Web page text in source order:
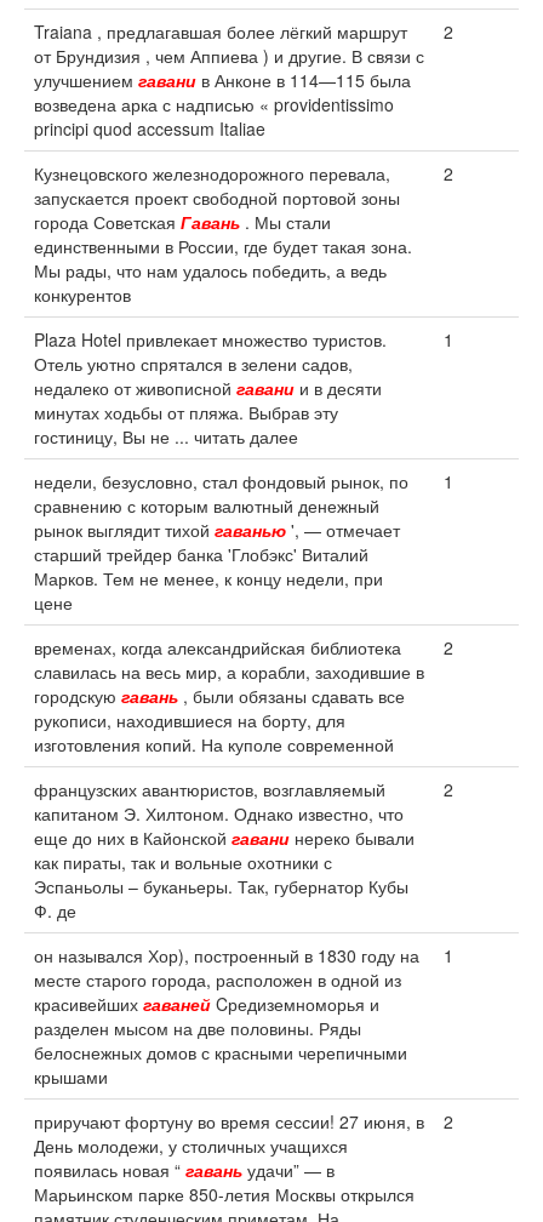
Traiana , предлагавшая более лёгкий маршрут
от Брундизия , чем Аппиева ) и другие. В связи с
улучшением гавани в Анконе в 114—115 была
возведена арка с надписью « providentissimo
principi quod accessum Italiae
2
Кузнецовского железнодорожного перевала,
запускается проект свободной портовой зоны
города Советская Гавань . Мы стали
единственными в России, где будет такая зона.
Мы рады, что нам удалось победить, а ведь
конкурентов
2
Plaza Hotel привлекает множество туристов.
Отель уютно спрятался в зелени садов,
недалеко от живописной гавани и в десяти
минутах ходьбы от пляжа. Выбрав эту
гостиницу, Вы не ... читать далее
1
недели, безусловно, стал фондовый рынок, по
сравнению с которым валютный денежный
рынок выглядит тихой гаванью ', — отмечает
старший трейдер банка 'Глобэкс' Виталий
Марков. Тем не менее, к концу недели, при
цене
1
временах, когда александрийская библиотека
славилась на весь мир, а корабли, заходившие в
городскую гавань , были обязаны сдавать все
рукописи, находившиеся на борту, для
изготовления копий. На куполе современной
2
французских авантюристов, возглавляемый
капитаном Э. Хилтоном. Однако известно, что
еще до них в Кайонской гавани нереко бывали
как пираты, так и вольные охотники с
Эспаньолы – буканьеры. Так, губернатор Кубы
Ф. де
2
он назывался Хор), построенный в 1830 году на
месте старого города, расположен в одной из
красивейших гаваней Cредиземноморья и
разделен мысом на две половины. Ряды
белоснежных домов с красными черепичными
крышами
1
приручают фортуну во время сессии! 27 июня, в
День молодежи, у столичных учащихся
появилась новая “ гавань удачи” — в
Марьинском парке 850-летия Москвы открылся
2